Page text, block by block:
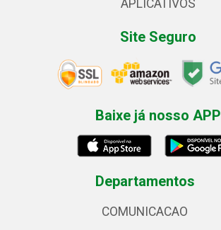
APLICATIVOS
Site Seguro
Baixe já nosso APP
Departamentos
COMUNICACAO